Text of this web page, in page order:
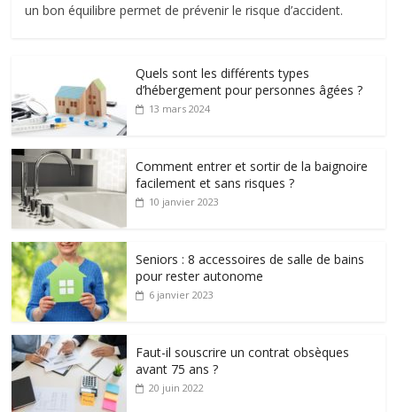
un bon équilibre permet de prévenir le risque d’accident.
Quels sont les différents types
d’hébergement pour personnes âgées ?
13 mars 2024
Comment entrer et sortir de la baignoire
facilement et sans risques ?
10 janvier 2023
Seniors : 8 accessoires de salle de bains
pour rester autonome
6 janvier 2023
Faut-il souscrire un contrat obsèques
avant 75 ans ?
20 juin 2022